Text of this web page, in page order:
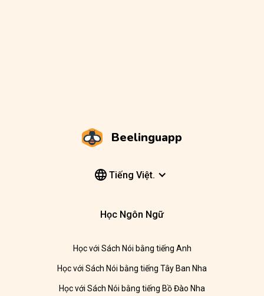
Beelinguapp
Tiếng Việt.
Học Ngôn Ngữ
Học với Sách Nói bằng tiếng Anh
Học với Sách Nói bằng tiếng Tây Ban Nha
Học với Sách Nói bằng tiếng Bồ Đào Nha